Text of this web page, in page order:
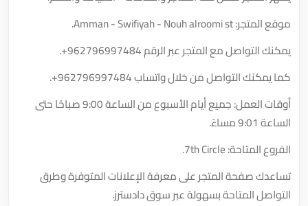
موقع المتجر: Amman - Swifiyah - Nouh alroomi st.
يمكنك التواصل مع المتجر عبر الرقم+962796997484
.
كما يمكنك التواصل من خلال واتساب+962796997484
.
أوقات العمل: جميع أيام الأسبوع من الساعة 9:00 صباحًا حتى
الساعة 9:01 مساءً.
الفروع المتاحة: 7th Circle.
تساعدك صفحة المتجر على معرفة الإعلانات المتوفرة وطرق
التواصل المتاحة بسهولة عبر سوق دادسترز.